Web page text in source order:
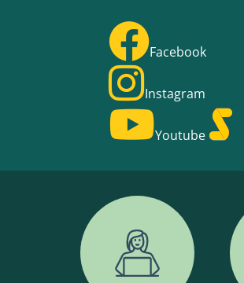
Facebook
Instagram
Youtube